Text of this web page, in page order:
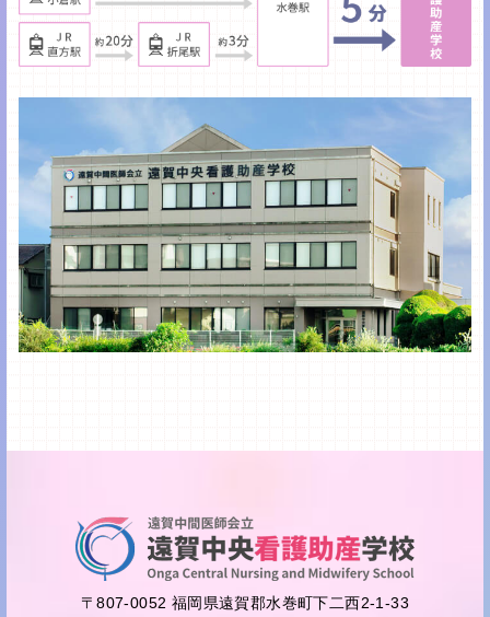
〒807-0052 福岡県遠賀郡水巻町下二西2-1-33